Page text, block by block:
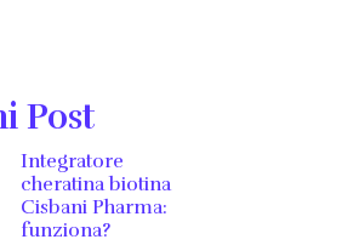
Post
Integratore
cheratina biotina
Cisbani Pharma:
funziona?